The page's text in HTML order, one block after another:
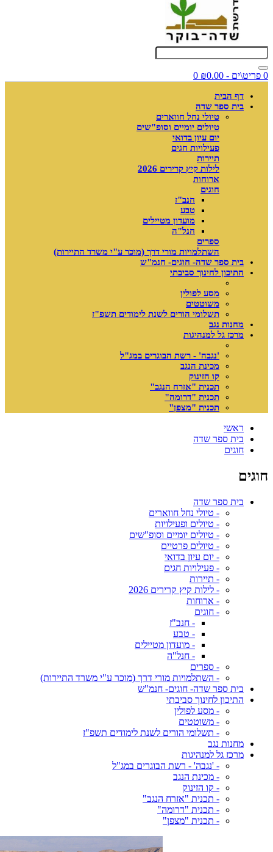
0 פריט\ים - ₪0.00 0
דף הבית
בית ספר שדה
טיולי נחל חווארים
טיולים יומיים וסופ"שים
יום עיון בדואי
פעילויות חגים
תיירות
לילות קיץ קרירים 2026
ארוחות
חוגים
חנב"ז
טבע
מועדון מטיילים
חנל"ה
ספרים
השתלמויות מורי דרך (מוכר ע"י משרד התיירות)
בית ספר שדה- חוגים- חנמ"ש
התיכון לחינוך סביבתי
מסע לפולין
משוטטים
תשלומי הורים לשנת לימודים תשפ"ז
מחנות נגב
מרכז גל למנהיגות
'נגבה' - רשת הבוגרים במג"ל
מכינת הנגב
קו הזינוק
תכנית "אזרח הנגב"
תכנית "דרומה"
תכנית "מצפן"
ראשי
בית ספר שדה
חוגים
חוגים
בית ספר שדה
- טיולי נחל חווארים
- טיולים ופעילויות
- טיולים יומיים וסופ"שים
- טיולים פרטיים
- יום עיון בדואי
- פעילויות חגים
- תיירות
- לילות קיץ קרירים 2026
- ארוחות
- חוגים
- חנב"ז
- טבע
- מועדון מטיילים
- חנל"ה
- ספרים
- השתלמויות מורי דרך (מוכר ע"י משרד התיירות)
בית ספר שדה- חוגים- חנמ"ש
התיכון לחינוך סביבתי
- מסע לפולין
- משוטטים
- תשלומי הורים לשנת לימודים תשפ"ז
מחנות נגב
מרכז גל למנהיגות
- 'נגבה' - רשת הבוגרים במג"ל
- מכינת הנגב
- קו הזינוק
- תכנית "אזרח הנגב"
- תכנית "דרומה"
- תכנית "מצפן"